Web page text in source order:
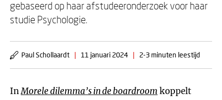
gebaseerd op haar afstudeeronderzoek voor haar
studie Psychologie.
Paul Schollaardt | 11 januari 2024 | 2-3 minuten leestijd
InMorele dilemma’s in de boardroom koppelt